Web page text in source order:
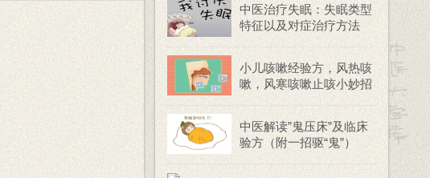
中医治疗失眠：失眠类型
特征以及对症治疗方法
小儿咳嗽经验方，风热咳
嗽，风寒咳嗽止咳小妙招
中医解读”鬼压床”及临床
验方（附一招驱“鬼”）